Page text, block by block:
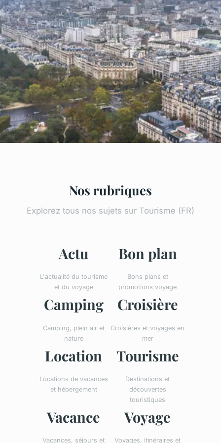
Nos rubriques
Explorez tous nos sujets sur Tourisme (FR)
Actu
L'actualité du tourisme
et du voyage
Bon plan
Bons plans et
promotions voyage
Camping
Camping, plein air et
nature
Croisière
Croisières et voyages en
mer
Location
Locations de vacances
et hébergement
Tourisme
Destinations et
découvertes
touristiques
Vacance
Vacances, séjours et
Voyage
Voyages, itinéraires et